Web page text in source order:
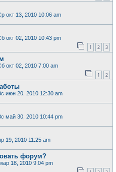
окт 13, 2010 10:06 am
окт 02, 2010 10:43 pm
1 2 3
окт 02, 2010 7:00 am
1 2
июн 20, 2010 12:30 am
май 30, 2010 10:44 pm
19, 2010 11:25 am
форум?
18, 2010 9:04 pm